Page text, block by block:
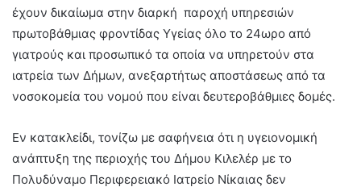
έχουν δικαίωμα στην διαρκή παροχή υπηρεσιών
πρωτοβάθμιας φροντίδας Υγείας όλο το 24ωρο από
γιατρούς και προσωπικό τα οποία να υπηρετούν στα
ιατρεία των Δήμων, ανεξαρτήτως αποστάσεως από τα
νοσοκομεία του νομού που είναι δευτεροβάθμιες δομές.
Εν κατακλείδι, τονίζω με σαφήνεια ότι η υγειονομική
ανάπτυξη της περιοχής του Δήμου Κιλελέρ με το
Πολυδύναμο Περιφερειακό Ιατρείο Νίκαιας δεν